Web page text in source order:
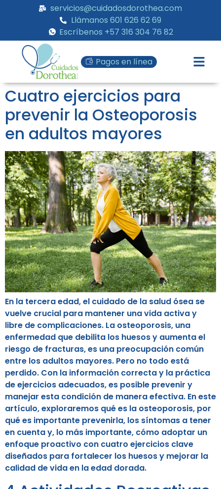
servicios@cuidadosdorothea.com
Llámanos 601 626 62 69
Escríbenos +57 316 304 76 82
Pagos en línea
Cuatro ejercicios para
prevenir la Osteoporosis
en adultos mayores
En la tercera edad, el cuidado de la salud ósea se
vuelve crucial para mantener una vida activa y
libre de complicaciones. La osteoporosis, una
enfermedad que debilita los huesos y aumenta el
riesgo de fracturas, es una preocupación común
entre los adultos mayores. Pero no todo está
perdido. Con la información correcta y la práctica
de ejercicios adecuados, es posible prevenir y
manejar esta condición de manera efectiva. En este
artículo, exploraremos qué es la osteoporosis, por
qué es importante prevenirla, los síntomas a tener
en cuenta y, lo más importante, cómo adoptar un
enfoque proactivo con cuatro ejercicios clave
diseñados para fortalecer los huesos y mejorar la
calidad de vida en la edad dorada.